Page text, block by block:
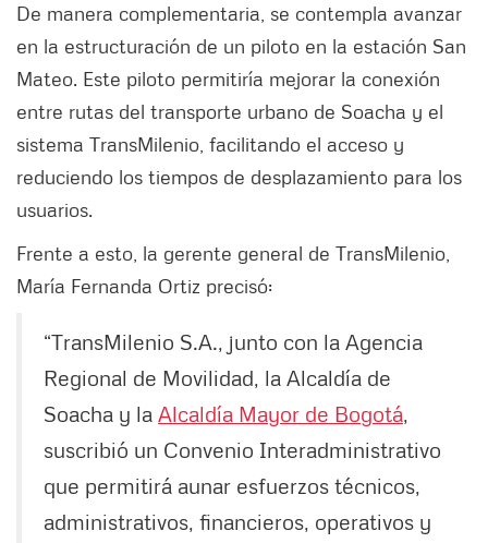
De manera complementaria, se contempla avanzar
en la estructuración de un piloto en la estación San
Mateo. Este piloto permitiría mejorar la conexión
entre rutas del transporte urbano de Soacha y el
sistema TransMilenio, facilitando el acceso y
reduciendo los tiempos de desplazamiento para los
usuarios.
Frente a esto, la gerente general de TransMilenio,
María Fernanda Ortiz precisó:
“TransMilenio S.A., junto con la Agencia
Regional de Movilidad, la Alcaldía de
Soacha y la Alcaldía Mayor de Bogotá,
suscribió un Convenio Interadministrativo
que permitirá aunar esfuerzos técnicos,
administrativos, financieros, operativos y